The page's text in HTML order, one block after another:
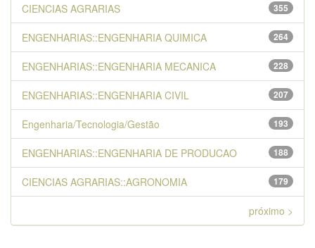
355
CIENCIAS AGRARIAS
264
ENGENHARIAS::ENGENHARIA QUIMICA
228
ENGENHARIAS::ENGENHARIA MECANICA
207
ENGENHARIAS::ENGENHARIA CIVIL
193
Engenharia/Tecnologia/Gestão
188
ENGENHARIAS::ENGENHARIA DE PRODUCAO
179
CIENCIAS AGRARIAS::AGRONOMIA
próximo >